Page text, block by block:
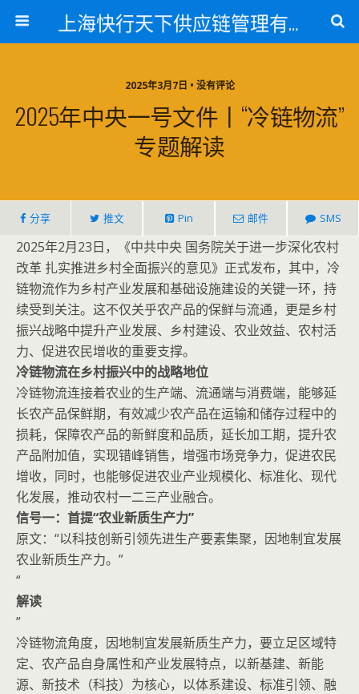
上海快行天下供应链管理有限公司
2025年3月7日 • 没有评论
2025年中央一号文件丨“冷链物流”
专题解读
分享 推文 Pin 邮件 SMS
2025年2月23日，《中共中央 国务院关于进一步深化农村
改革 扎实推进乡村全面振兴的意见》正式发布，其中，冷
链物流作为乡村产业发展和基础设施建设的关键一环，持
续受到关注。这不仅关乎农产品的保鲜与流通，更是乡村
振兴战略中提升产业发展、乡村建设、农业效益、农村活
力、促进农民增收的重要支撑。
冷链物流在乡村振兴中的战略地位
冷链物流连接着农业的生产端、流通端与消费端，能够延
长农产品保鲜期，有效减少农产品在运输和储存过程中的
损耗，保障农产品的新鲜度和品质，延长加工期，提升农
产品附加值，实现错峰销售，增强市场竞争力，促进农民
增收，同时，也能够促进农业产业规模化、标准化、现代
化发展，推动农村一二三产业融合。
信号一：首提“农业新质生产力”
原文：“以科技创新引领先进生产要素集聚，因地制宜发展
农业新质生产力。”
“
解读
”
冷链物流角度，因地制宜发展新质生产力，要立足区域特
定、农产品自身属性和产业发展特点，以新基建、新能
源、新技术（科技）为核心，以体系建设、标准引领、融